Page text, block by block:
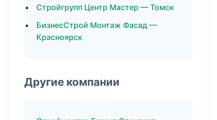
Стройгрупп Центр Мастер — Томск
БизнесСтрой Монтаж Фасад —
Красноярск
Другие компании